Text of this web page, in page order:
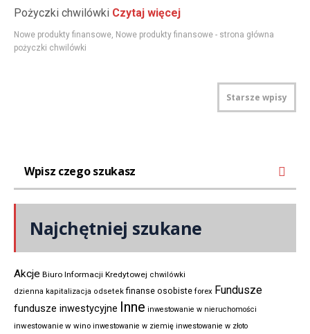
Pożyczki chwilówki Czytaj więcej
Nowe produkty finansowe, Nowe produkty finansowe - strona główna
pożyczki chwilówki
Starsze wpisy
Najchętniej szukane
Akcje Biuro Informacji Kredytowej chwilówki
dzienna kapitalizacja odsetek finanse osobiste forex Fundusze
fundusze inwestycyjne Inne inwestowanie w nieruchomości
inwestowanie w wino inwestowanie w ziemię inwestowanie w złoto